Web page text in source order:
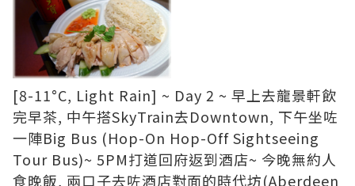
[8-11°C, Light Rain] ~ Day 2 ~ 早上去龍景軒飲
完早茶, 中午搭SkyTrain去Downtown, 下午坐咗
一陣Big Bus (Hop-On Hop-Off Sightseeing
Tour Bus)~ 5PM打道回府返到酒店~ 今晚無約人
食晚飯, 兩口子去咗酒店對面的時代坊(Aberdeen